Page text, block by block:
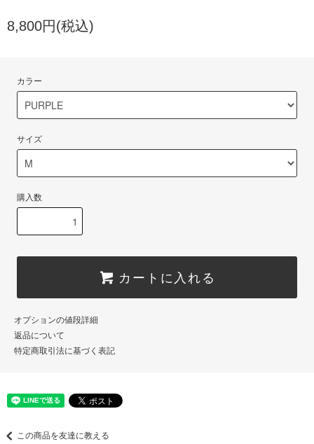
8,800円(税込)
カラー
サイズ
購入数
カートに入れる
オプションの値段詳細
返品について
特定商取引法に基づく表記
この商品を友達に教える